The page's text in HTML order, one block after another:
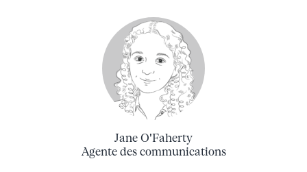
Jane O'Faherty
Agente des communications